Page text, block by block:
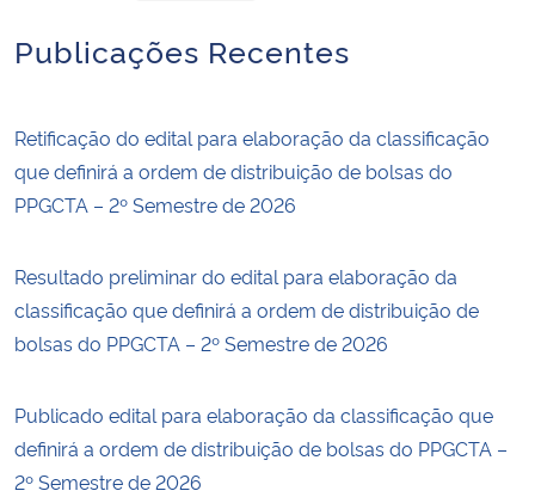
Ministério do Desenvolvimento Regional
Ministério da Mulher, da Família e dos Direitos Humanos
Advocacia-Geral da União
Banco Central do Brasil
Publicações Recentes
Retificação do edital para elaboração da classificação
que definirá a ordem de distribuição de bolsas do
PPGCTA – 2º Semestre de 2026
Resultado preliminar do edital para elaboração da
classificação que definirá a ordem de distribuição de
bolsas do PPGCTA – 2º Semestre de 2026
Publicado edital para elaboração da classificação que
definirá a ordem de distribuição de bolsas do PPGCTA –
2º Semestre de 2026